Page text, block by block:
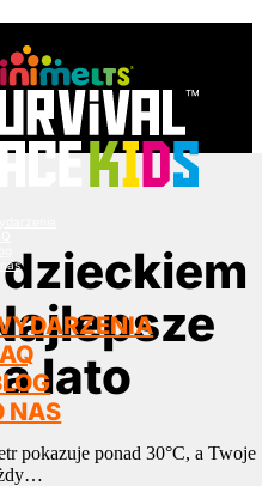
NAS
lato
pokazuje ponad 30°C, a Twoje